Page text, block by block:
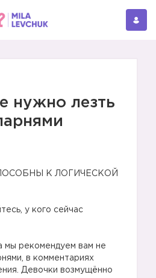
нужно лезть
К ЛОГИЧЕСКОЙ
у кого сейчас
мы рекомендуем вам не
в комментариях
Девочки возмущённо